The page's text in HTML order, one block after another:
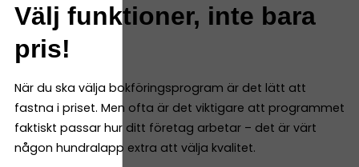
Välj funktioner, inte bara
pris!
När du ska välja bokföringsprogram är det lätt att
fastna i priset. Men ofta är det viktigare att programmet
faktiskt passar hur ditt företag arbetar – det är värt
någon hundralapp extra att välja kvalitet.